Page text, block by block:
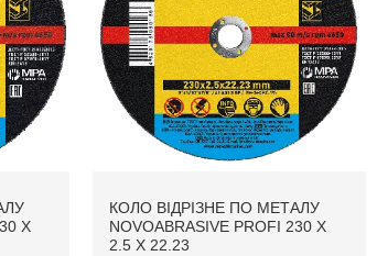
X
КОЛО ВІДРІЗНЕ ПО МЕТАЛУ
NOVOABRASIVE PROFI 230 X
2.5 X 22.23